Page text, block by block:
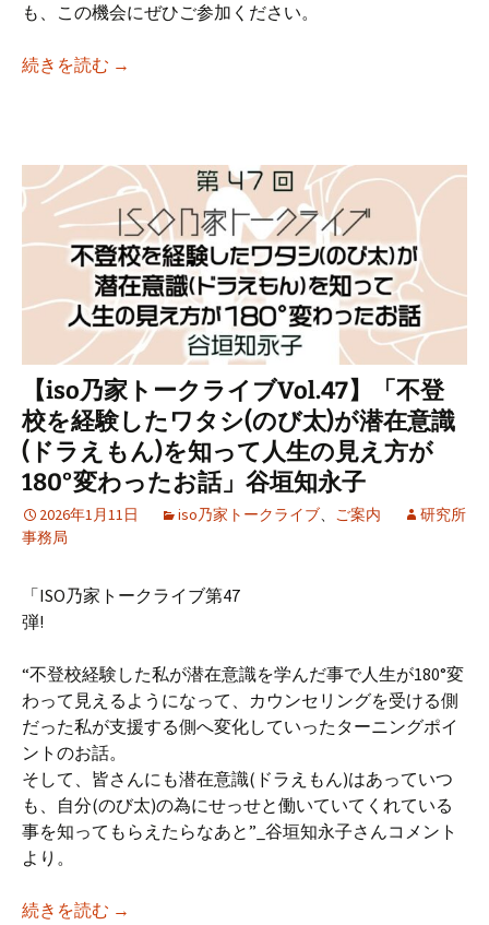
も、この機会にぜひご参加ください。
続きを読む 【iso乃家トークライブVol.48】「 生きづらか
→
【iso乃家トークライブVol.47】「不登
校を経験したワタシ(のび太)が潜在意識
(ドラえもん)を知って人生の見え方が
180°変わったお話」谷垣知永子
2026年1月11日 iso乃家トークライブ ご案内
研究所
事務局
「ISO乃家トークライブ第47
弾!
“不登校経験した私が潜在意識を学んだ事で人生が180°変
わって見えるようになって、カウンセリングを受ける側
だった私が支援する側へ変化していったターニングポイ
ントのお話。
そして、皆さんにも潜在意識(ドラえもん)はあっていつ
も、自分(のび太)の為にせっせと働いていてくれている
事を知ってもらえたらなあと”_谷垣知永子さんコメント
より。
続きを読む 【iso乃家トークライブVol.47】「不登校を経
→